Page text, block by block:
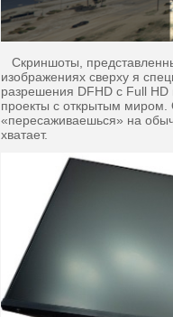
Скриншоты,
изображениях сверху я
разрешения DFHD с Full
проекты с открытым миром.
«пересаживаешься» на
хватает.